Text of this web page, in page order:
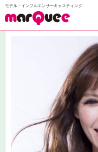
モデル・インフルエンサーキャスティング